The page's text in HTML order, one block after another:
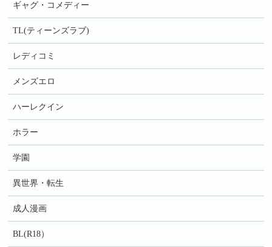
ギャグ・コメディー
TL(ティーンズラブ)
レディコミ
メンズエロ
ハーレクイン
ホラー
学園
異世界・転生
成人漫画
BL(R18）